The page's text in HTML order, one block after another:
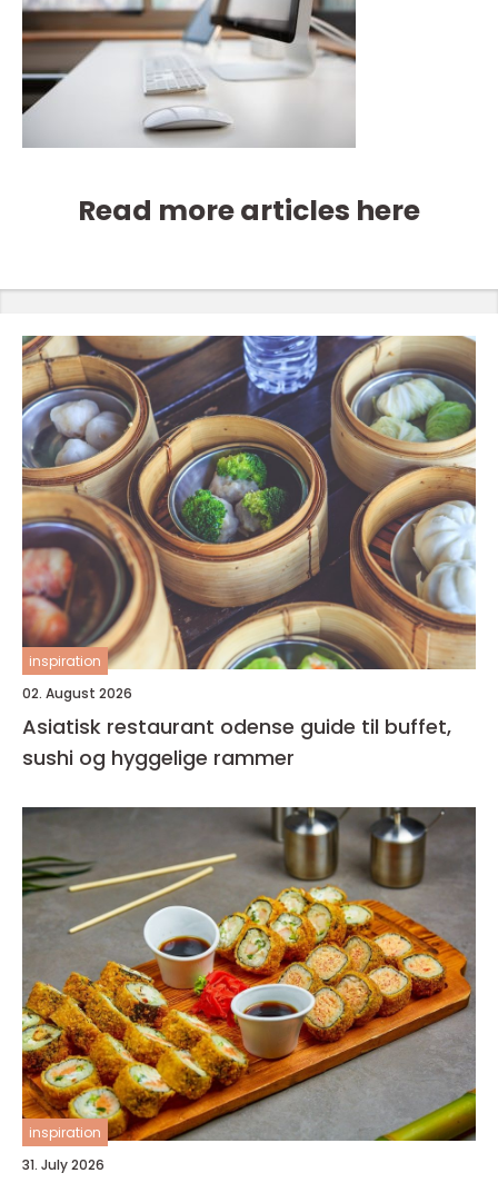
Read more articles here
inspiration
02. August 2026
Asiatisk restaurant odense guide til buffet,
sushi og hyggelige rammer
inspiration
31. July 2026